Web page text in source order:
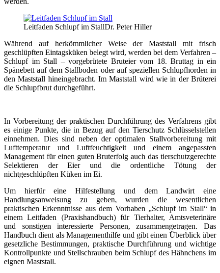
Leitfaden Schlupf im StallDr. Peter Hiller
Während auf herkömmlicher Weise der Maststall mit frisch
geschlüpften Eintagsküken belegt wird, werden bei dem Verfahren –
Schlupf im Stall – vorgebrütete Bruteier vom 18. Bruttag in ein
Spänebett auf dem Stallboden oder auf speziellen Schlupfhorden in
den Maststall hineingebracht. Im Maststall wird wie in der Brüterei
die Schlupfbrut durchgeführt.
In Vorbereitung der praktischen Durchführung des Verfahrens gibt
es einige Punkte, die in Bezug auf den Tierschutz Schlüsselstellen
einnehmen. Dies sind neben der optimalen Stallvorbereitung mit
Lufttemperatur und Luftfeuchtigkeit und einem angepassten
Management für einen guten Bruterfolg auch das tierschutzgerechte
Selektieren der Eier und die ordentliche Tötung der
nichtgeschlüpften Küken im Ei.
Um hierfür eine Hilfestellung und dem Landwirt eine
Handlungsanweisung zu geben, wurden die wesentlichen
praktischen Erkenntnisse aus dem Vorhaben „Schlupf im Stall“ in
einem Leitfaden (Praxishandbuch) für Tierhalter, Amtsveterinäre
und sonstigen interessierte Personen, zusammengetragen. Das
Handbuch dient als Managementhilfe und gibt einen Überblick über
gesetzliche Bestimmungen, praktische Durchführung und wichtige
Kontrollpunkte und Stellschrauben beim Schlupf des Hähnchens im
eignen Maststall.